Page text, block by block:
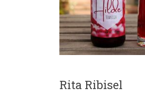
Rita Ribisel